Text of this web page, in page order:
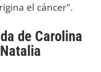
el cáncer".
de Carolina